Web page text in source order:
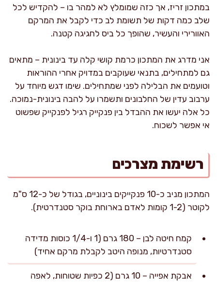
במתכון זריז, אך כזה שמומלץ לא למהר בו – להקדיש לכל
שלב כמה דקות של תשומת לב כדי לקבל את המרקם
האוורירי והעשיר, שהופך כל ביס לחגיגה קטנה.
אני מדרג את המתכון כרמת קושי קלה עד בינונית – מתאים
גם למתחילים, בתנאי שעוקבים במדויק אחרי ההוראות
וטועמים את הבלילה לפני שמתחילים. שימו דגש מיוחד על
ערבוב עדין של החלבונים ותשמרו על להבה בינונית-נמוכה.
כל אלה יעשו את ההבדל בין פנקייק רגיל לפנקייק שפשוט
אי אפשר לשכוח.
רשימת מצרכים
המתכון מניב כ-10 פנקייקים בינוניים, בגודל של כ-12 ס"מ
לקוטר (1-2 קומות לאדם בארוחת בוקר סטנדרטית).
קמח חיטה לבן – 180 גרם (1 ו-1/4 כוסות מדידה
סטנדרטיות, מנופה היטב לקבלת מרקם אחיד)
אבקת אפייה – 10 גרם (2 כפיות שטוחות, לאפה